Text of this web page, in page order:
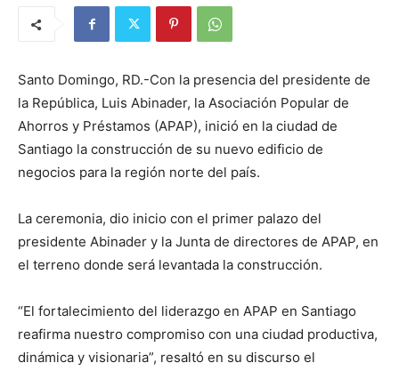
Santo Domingo, RD.-Con la presencia del presidente de
la República, Luis Abinader, la Asociación Popular de
Ahorros y Préstamos (APAP), inició en la ciudad de
Santiago la construcción de su nuevo edificio de
negocios para la región norte del país.
La ceremonia, dio inicio con el primer palazo del
presidente Abinader y la Junta de directores de APAP, en
el terreno donde será levantada la construcción.
“El fortalecimiento del liderazgo en APAP en Santiago
reafirma nuestro compromiso con una ciudad productiva,
dinámica y visionaria”, resaltó en su discurso el